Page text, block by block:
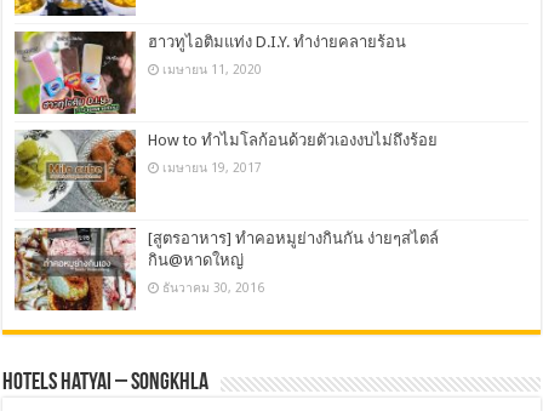
ฮาวทูไอติมแท่ง D.I.Y. ทำง่ายคลายร้อน
เมษายน 11, 2020
How to ทำไมโลก้อนด้วยตัวเองงบไม่ถึงร้อย
เมษายน 19, 2017
[สูตรอาหาร] ทำคอหมูย่างกินกัน ง่ายๆสไตล์
กิน@หาดใหญ่
ธันวาคม 30, 2016
Hotels Hatyai – Songkhla